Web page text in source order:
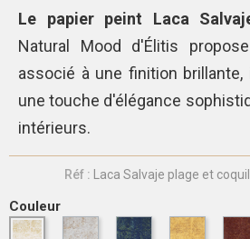
Le papier peint Laca
Natural Mood d'Élitis
associé à une finition brillante,
une touche d'élégance
intérieurs.
Réf : Laca Salvaje plage et
Couleur